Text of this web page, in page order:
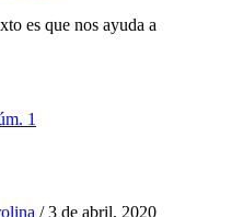
es que nos ayuda a
1
/ 3 de abril, 2020